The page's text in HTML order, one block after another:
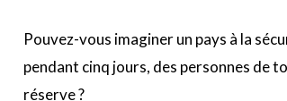
Pouvez-vous imaginer un pays à la
pendant cinq jours, des personnes de
réserve ?